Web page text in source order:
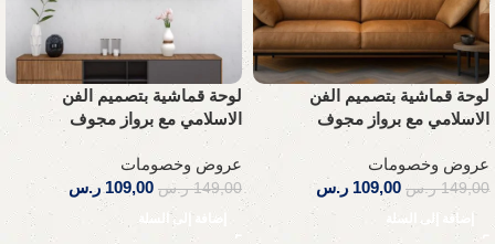
لوحة قماشية بتصميم الفن
الاسلامي مع برواز مجوف
عروض وخصومات
149,00 ر.س 109,00 ر.س
إضافة إلى السلة
لوحة قماشية بتصميم الفن
الاسلامي مع برواز مجوف
عروض وخصومات
149,00 ر.س 109,00 ر.س
إضافة إلى السلة